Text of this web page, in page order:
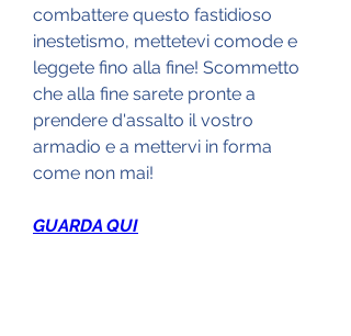
combattere questo fastidioso
inestetismo, mettetevi comode e
leggete fino alla fine! Scommetto
che alla fine sarete pronte a
prendere d'assalto il vostro
armadio e a mettervi in forma
come non mai!
GUARDA QUI